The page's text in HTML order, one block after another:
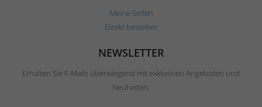
Meine Seiten
Direkt bestellen
NEWSLETTER
Erhalten Sie E-Mails überwiegend mit exklusiven Angeboten und
Neuheiten.